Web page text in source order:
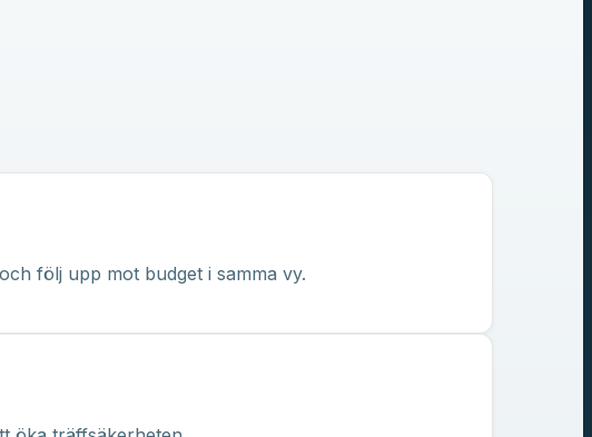
följ upp mot budget i samma vy.